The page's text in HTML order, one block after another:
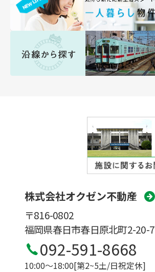
株式会社オクゼン不動産
〒816-0802
福岡県春日市春日原北町2-20-7
092-591-8668
10:00〜18:00[第2~5土/日祝定休]